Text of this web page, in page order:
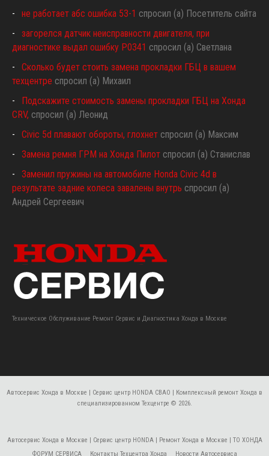
не работает абс ошибка 53-1 спросил (а) Посетитель сайта
загорелся датчик неисправности двигателя, при
диагностике выдал ошибку P0341 спросил (а) Светлана
Сколько будет стоить замена прокладки ГБЦ в вашем
техцентре спросил (а) Михаил
Подскажите стоимость замены прокладки ГБЦ на Хонда
CRV, спросил (а) Леонид
Civic 5d плавают обороты, глохнет спросил (а) Максим
Замена ремня ГРМ на Хонда Пилот спросил (а) Станислав
Заменил пружины на автомобиле Honda Civic 4d в
результате задние колеса завалены внутрь спросил (а)
Андрей Сергеевич
Техническое Обслуживание Ремонт Сервис и Диагностика Хонда в Москве
Автосервис Хонда в Москве | Сервис центр HONDA СВАО | Комплексный ремонт Хонда в
специализированном Техцентре © 2026.
Автосервис Хонда в Москве | Сервис центр HONDA | Ремонт Хонда в Москве | ТО ХОНДА
ФОРУМ СЕРВИСА
Контакты Техцентра Хонда Новости Автосервиса